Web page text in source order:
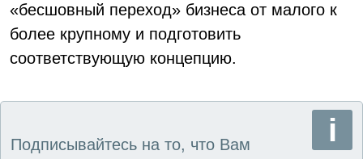
«бесшовный переход» бизнеса от малого к
более крупному и подготовить
соответствующую концепцию.
Подписывайтесь на то, что Вам